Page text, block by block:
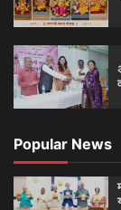
Popular News